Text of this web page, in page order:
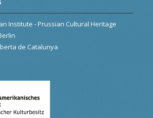
Institute - Prussian Cultural Heritage
de Catalunya